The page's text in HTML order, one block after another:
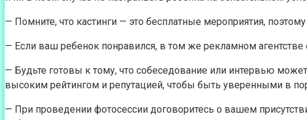
— Помните, что кастинги — это бесплатные мероприятия,
— Если ваш ребенок понравился, в том же рекламном
— Будьте готовы к тому, что собеседование или интервью
высоким рейтингом и репутацией, чтобы быть уверенными в
— При проведении фотосессии договоритесь о вашем